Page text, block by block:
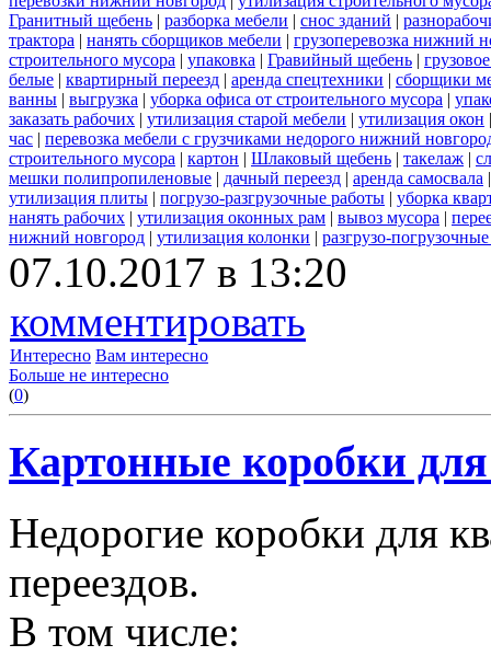
Гранитный щебень | разборка мебели | снос зданий |
трактора | нанять сборщиков мебели | грузоперевозка нижний
строительного мусора | упаковка | Гравийный щебень |
белые | квартирный переезд | аренда спецтехники | сборщики
ванны | выгрузка | уборка офиса от строительного мусора |
заказать рабочих | утилизация старой мебели | утилизация окон
час | перевозка мебели с грузчиками недорого нижний
строительного мусора | картон | Шлаковый щебень | такелаж |
мешки полипропиленовые | дачный переезд | аренда самосвала
утилизация плиты | погрузо-разгрузочные работы | уборка
нанять рабочих | утилизация оконных рам | вывоз мусора |
нижний новгород | утилизация колонки | разгрузо-
07.10.2017 в 13:20
комментировать
Интересно Вам интересно
Больше не интересно
(0)
Картонные коробки для
Недорогие коробки для
переездов.
В том числе: